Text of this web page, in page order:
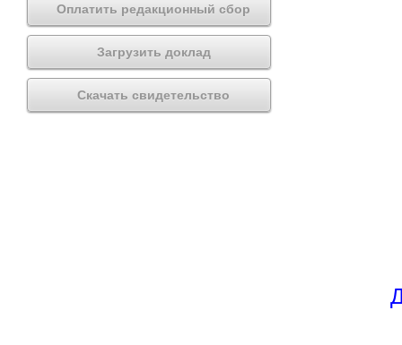
Оплатить редакционный сбор
Загрузить доклад
Скачать свидетельство